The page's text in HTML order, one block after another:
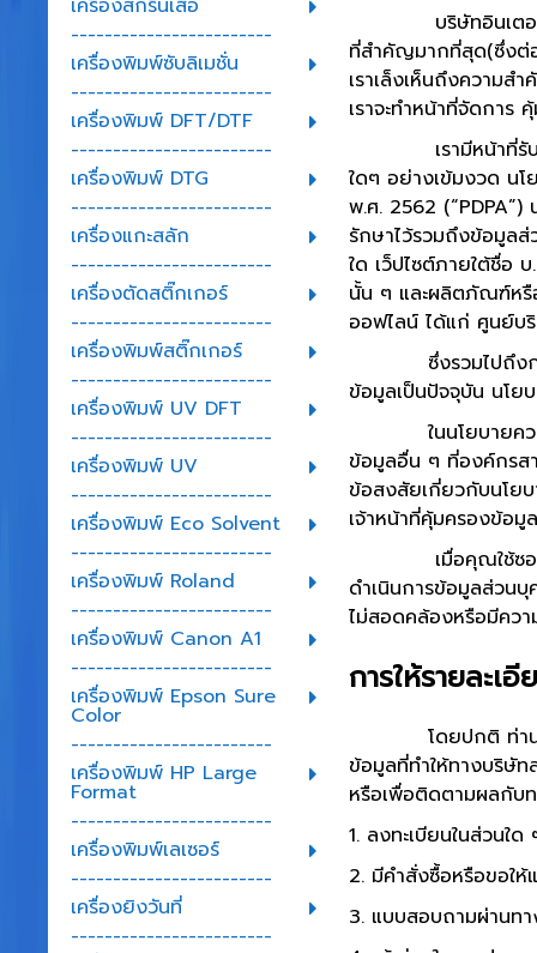
เครื่องสกรีนเสื้อ
------------------------
เครื่องพิมพ์ซับลิเมชั่น
------------------------
เครื่องพิมพ์ DFT/DTF
------------------------
เครื่องพิมพ์ DTG
------------------------
เครื่องแกะสลัก
------------------------
เครื่องตัดสติ๊กเกอร์
------------------------
เครื่องพิมพ์สติ๊กเกอร์
------------------------
เครื่องพิมพ์ UV DFT
------------------------
เครื่องพิมพ์ UV
------------------------
เครื่องพิมพ์ Eco Solvent
------------------------
เครื่องพิมพ์ Roland
------------------------
เครื่องพิมพ์ Canon A1
------------------------
เครื่องพิมพ์ Epson Sure
Color
------------------------
เครื่องพิมพ์ HP Large
Format
------------------------
เครื่องพิมพ์เลเซอร์
------------------------
เครื่องยิงวันที่
------------------------
บริษัทอินเต
ที่สำคัญมากที่สุด(ซึ่งต่อ
เราเล็งเห็นถึงความ
เราจะทำหน้าที่จัดการ
เรามีหน้าที่
ใดๆ อย่างเข้มงวด นโ
พ.ศ. 2562 (“PDPA”)
รักษาไว้รวมถึงข้อมูลส่
ใด เว็ปไซต์ภายใต้ชื่อ
นั้น ๆ และผลิตภัณฑ์ห
ออฟไลน์ ได้แก่ ศูนย์บ
ซึ่งรวมไปถึงการอธิ
ข้อมูลเป็นปัจจุบัน นโย
ในนโยบายความเ
ข้อมูลอื่น ๆ ที่องค์กรส
ข้อสงสัยเกี่ยวกับนโย
เจ้าหน้าที่คุ้มครองข้อมู
เมื่อคุณใช้ซอฟแวร์
ดำเนินการข้อมูลส่วนบุ
ไม่สอดคล้องหรือมีคว
การให้รายละเ
โดยปกติ ท่านสามา
ข้อมูลที่ทำให้ทางบริษัท
หรือเพื่อติดตามผลกับท
1. ลงทะเบียนในส่วนใ
2. มีคำสั่งซื้อหรือขอใ
3. แบบสอบถามผ่านท